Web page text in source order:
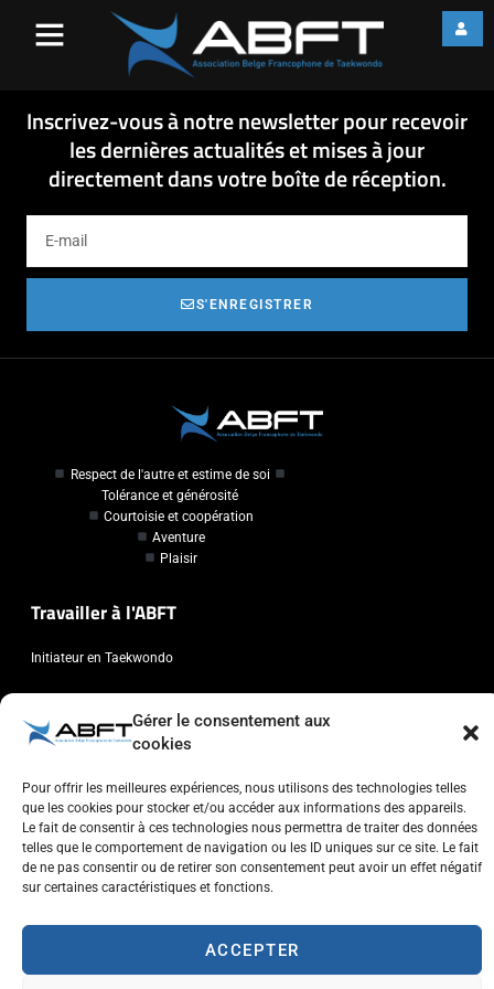
Gérer le consentement aux
cookies
Pour offrir les meilleures expériences, nous utilisons des technologies telles
que les cookies pour stocker et/ou accéder aux informations des appareils.
Le fait de consentir à ces technologies nous permettra de traiter des données
telles que le comportement de navigation ou les ID uniques sur ce site. Le fait
de ne pas consentir ou de retirer son consentement peut avoir un effet négatif
sur certaines caractéristiques et fonctions.
ACCEPTER
Hennuyère 2018
2018-04-29 Dossier - Coupe Hennuyère 2018
Inscrivez-vous à notre newsletter pour recevoir
les dernières actualités et mises à jour
directement dans votre boîte de réception.
S'ENREGISTRER
Respect de l'autre et estime de soi
Tolérance et générosité
Courtoisie et coopération
Aventure
Plaisir
Travailler à l'ABFT
Initiateur en Taekwondo
Chaussée de Wavre, 2057 - 1160 Auderghem
info@abft.be
+32 (0)2 347 34 77